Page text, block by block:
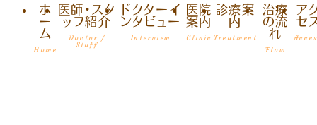
ホ
ー
ム
Home
医師・スタ
ッフ紹介
Doctor /
Staff
ドクターイ
ンタビュー
Interview
医院
案内
Clinic
診療案
内
Treatment
治療
の流
れ
Flow
ア
セ